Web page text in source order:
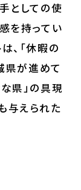
としての使
を持ってい
、「休暇の
県が進めて
県」の具現
与えられた